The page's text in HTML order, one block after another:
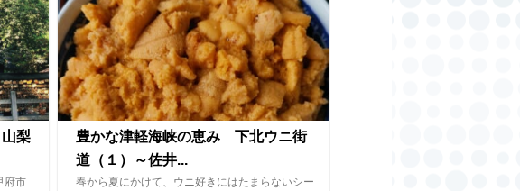
梨
府市
豊かな津軽海峡の恵み 下北ウニ街
道（１）～佐井...
春から夏にかけて、ウニ好きにはたまらないシー